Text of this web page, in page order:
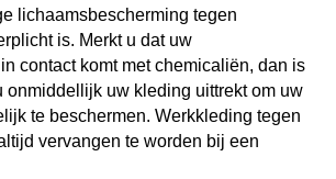
lichaamsbescherming tegen
is. Merkt u dat uw
contact komt met chemicaliën, dan is
onmiddellijk uw kleding uittrekt om uw
te beschermen. Werkkleding tegen
vervangen te worden bij een